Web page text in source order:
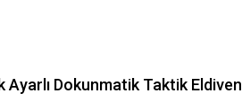
Ayarlı Dokunmatik Taktik Eldiven